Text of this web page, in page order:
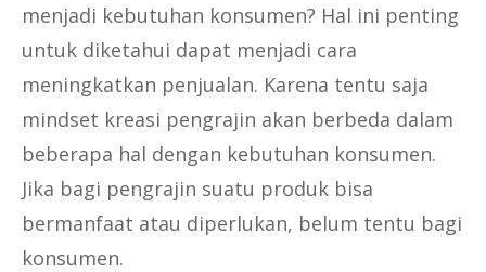
menjadi kebutuhan konsumen? Hal ini penting
untuk diketahui dapat menjadi cara
meningkatkan penjualan. Karena tentu saja
mindset kreasi pengrajin akan berbeda dalam
beberapa hal dengan kebutuhan konsumen.
Jika bagi pengrajin suatu produk bisa
bermanfaat atau diperlukan, belum tentu bagi
konsumen.